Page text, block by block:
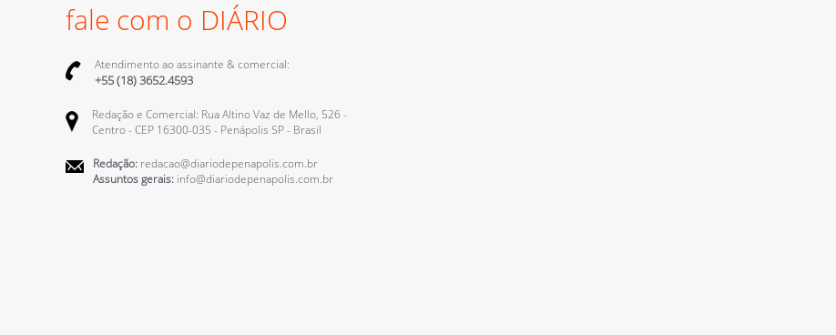
fale com o DIÁRIO
Atendimento ao assinante & comercial:
+55 (18) 3652.4593
Redação e Comercial: Rua Altino Vaz de Mello, 526 -
Centro - CEP 16300-035 - Penápolis SP - Brasil
Redação: redacao@diariodepenapolis.com.br
Assuntos gerais: info@diariodepenapolis.com.br